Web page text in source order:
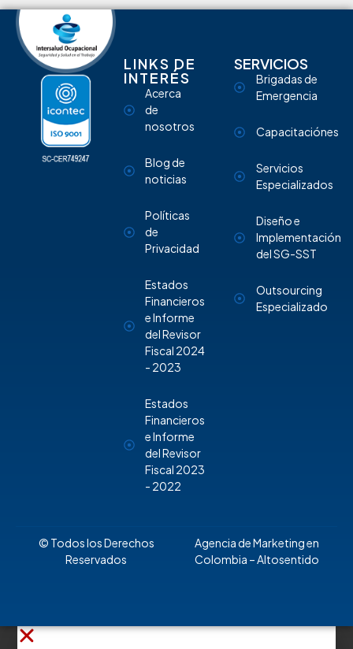
LINKS DE
INTERÉS
Acerca
de
nosotros
Blog de
noticias
Políticas
de
Privacidad
Estados
Financieros
e Informe
del Revisor
Fiscal 2024
- 2023
Estados
Financieros
e Informe
del Revisor
Fiscal 2023
- 2022
SERVICIOS
Brigadas de
Emergencia
Capacitaciónes
Servicios
Especializados
Diseño e
Implementación
del SG-SST
Outsourcing
Especializado
© Todos los Derechos
Reservados
Agencia de Marketing en
Colombia – Altosentido